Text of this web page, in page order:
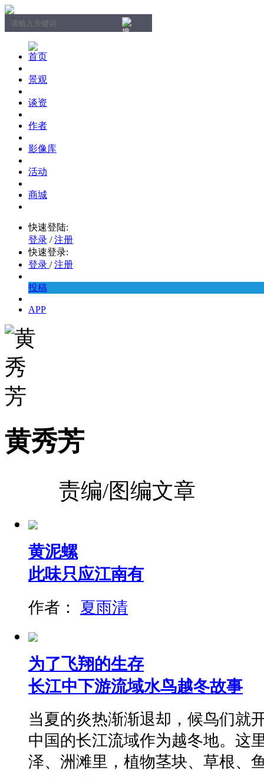
首页
景观
谈资
作者
影像库
活动
商城
快速登陆:
登录 / 注册
快速登录:
登录 / 注册
投稿
APP
黄秀芳
责编/图编文章
黄泥螺
此味只应江南有
作者： 夏雨清
为了飞翔的生存
长江中下游流域水鸟越冬故事
当夏的炎热渐渐退却，候鸟们就
中国的长江流域作为越冬地。这
泽、洲滩里，植物茎块、草根